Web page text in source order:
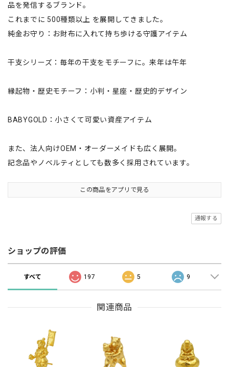
品を発信するブランド。
これまでに 500種類以上 を展開してきました。
純金お守り：お財布に入れて持ち歩ける守護アイテム
干支シリーズ：毎年の干支をモチーフに。来年は午年
縁起物・歴史モチーフ：小判・星座・歴史的デザイン
BABYGOLD：小さくて可愛い資産アイテム
また、法人向けOEM・オーダーメイドも広く展開。
記念品やノベルティとしても数多く採用されています。
この商品をアプリで見る
通報する
ショップの評価
すべて 197 5 9
関連商品